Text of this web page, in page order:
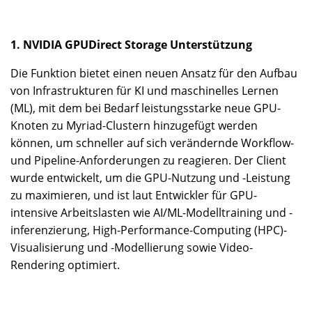
1. NVIDIA GPUDirect Storage Unterstützung
Die Funktion bietet einen neuen Ansatz für den Aufbau
von Infrastrukturen für KI und maschinelles Lernen
(ML), mit dem bei Bedarf leistungsstarke neue GPU-
Knoten zu Myriad-Clustern hinzugefügt werden
können, um schneller auf sich verändernde Workflow-
und Pipeline-Anforderungen zu reagieren. Der Client
wurde entwickelt, um die GPU-Nutzung und -Leistung
zu maximieren, und ist laut Entwickler für GPU-
intensive Arbeitslasten wie AI/ML-Modelltraining und -
inferenzierung, High-Performance-Computing (HPC)-
Visualisierung und -Modellierung sowie Video-
Rendering optimiert.